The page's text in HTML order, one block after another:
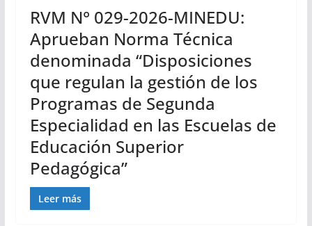
RVM N° 029-2026-MINEDU:
Aprueban Norma Técnica
denominada “Disposiciones
que regulan la gestión de los
Programas de Segunda
Especialidad en las Escuelas de
Educación Superior
Pedagógica”
Leer más